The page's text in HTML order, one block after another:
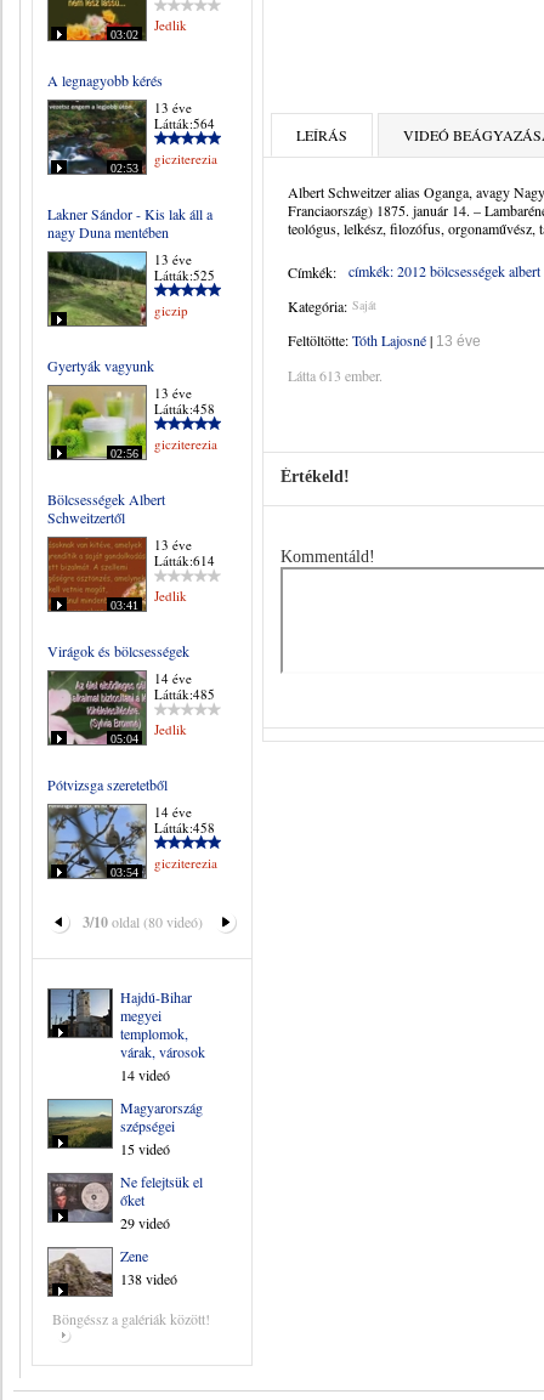
03:02
Jedlik
A legnagyobb kérés
02:53
13 éve
Látták:564
gicziterezia
Lakner Sándor - Kis lak áll a
nagy Duna mentében
13 éve
Látták:525
giczip
Gyertyák vagyunk
02:56
13 éve
Látták:458
gicziterezia
Bölcsességek Albert
Schweitzertől
03:41
13 éve
Látták:614
Jedlik
Virágok és bölcsességek
05:04
14 éve
Látták:485
Jedlik
Pótvizsga szeretetből
03:54
14 éve
Látták:458
gicziterezia
3/10oldal (80 videó)
Hajdú-Bihar
megyei
templomok,
várak, városok
14 videó
Magyarország
szépségei
15 videó
Ne felejtsük el
őket
29 videó
Zene
138 videó
Böngéssz a galériák között!
LEÍRÁS VIDEÓ
Albert Schweitzer alias Oganga, avagy
Franciaország) 1875. január 14. –
teológus, lelkész, filozófus,
Címkék:
címkék: 2012 bölcsességek
Kategória: Saját
Feltöltötte:Tóth Lajosné| 13 éve
Látta 613 ember.
Értékeld!
Kommentáld!